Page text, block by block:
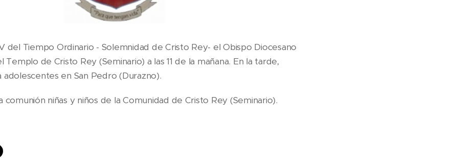
del Tiempo Ordinario - Solemnidad de Cristo Rey- el Obispo Diocesano
Templo de Cristo Rey (Seminario) a las 11 de la mañana. En la tarde,
en San Pedro (Durazno).
comunión niñas y niños de la Comunidad de Cristo Rey (Seminario).